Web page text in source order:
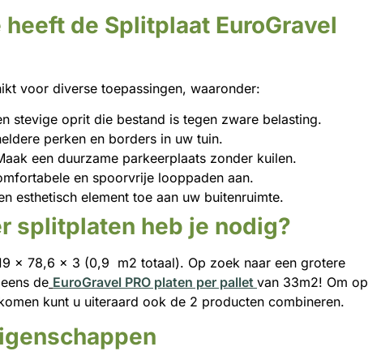
heeft de Splitplaat EuroGravel
voor diverse toepassingen, waaronder:
stevige oprit die bestand is tegen zware belasting.
perken en borders in uw tuin.
een duurzame parkeerplaats zonder kuilen.
en spoorvrije looppaden aan.
esthetisch element toe aan uw buitenruimte.
splitplaten heb je nodig?
x 78,6 x 3 (0,9 m2 totaal). Op zoek naar een grotere
de EuroGravel PRO platen per pallet van 33m2! Om op
kunt u uiteraard ook de 2 producten combineren.